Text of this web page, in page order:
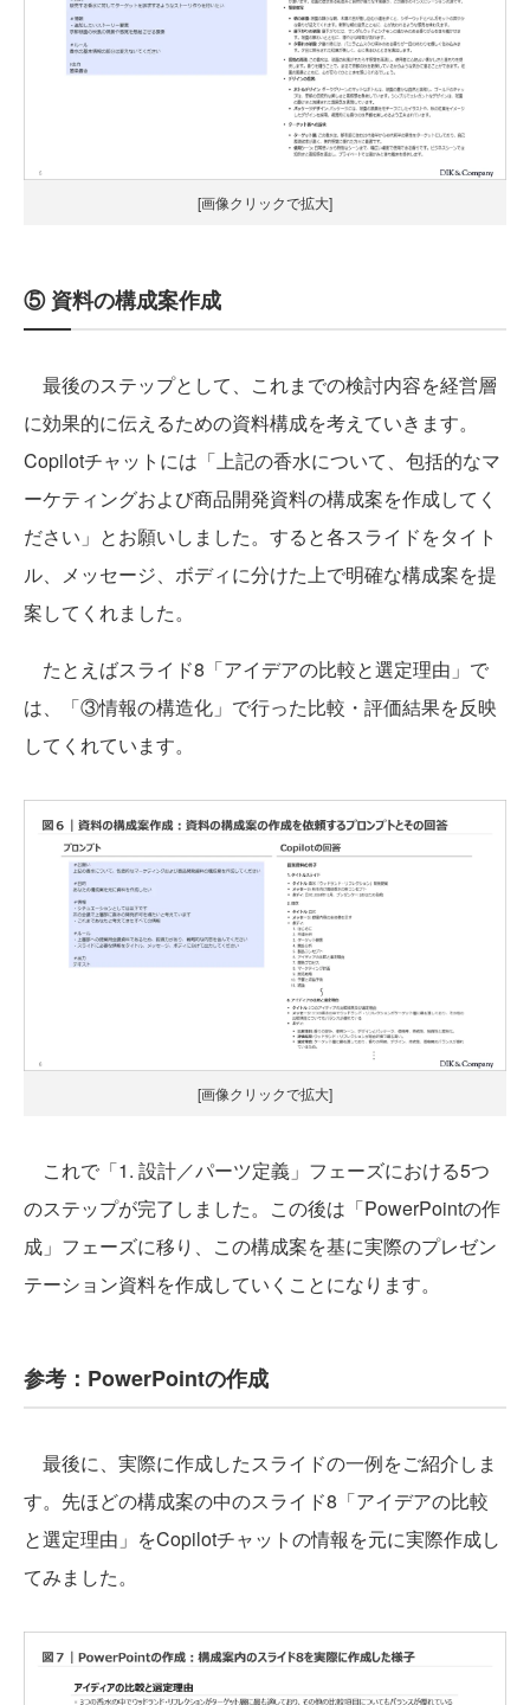
[画像クリックで拡大]
⑤ 資料の構成案作成
最後のステップとして、これまでの検討内容を経営層
に効果的に伝えるための資料構成を考えていきます。
Copilotチャットには「上記の香水について、包括的なマ
ーケティングおよび商品開発資料の構成案を作成してく
ださい」とお願いしました。すると各スライドをタイト
ル、メッセージ、ボディに分けた上で明確な構成案を提
案してくれました。
たとえばスライド8「アイデアの比較と選定理由」で
は、「③情報の構造化」で行った比較・評価結果を反映
してくれています。
[画像クリックで拡大]
これで「1. 設計／パーツ定義」フェーズにおける5つ
のステップが完了しました。この後は「PowerPointの作
成」フェーズに移り、この構成案を基に実際のプレゼン
テーション資料を作成していくことになります。
参考：PowerPointの作成
最後に、実際に作成したスライドの一例をご紹介しま
す。先ほどの構成案の中のスライド8「アイデアの比較
と選定理由」をCopilotチャットの情報を元に実際作成し
てみました。